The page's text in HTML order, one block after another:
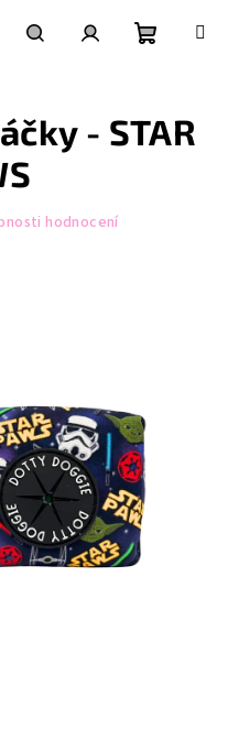
košík
- STAR
hodnocení